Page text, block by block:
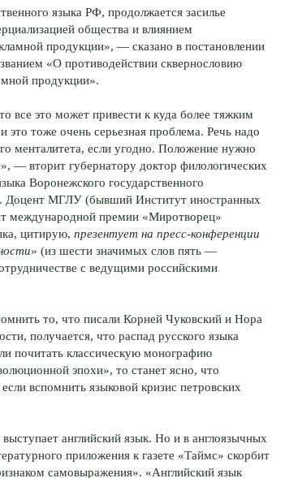
языка РФ, продолжается засилье
общества и влиянием
продукции», — сказано в постановлении
«О противодействии сквернословию
продукции».
все это может привести к куда более тяжким
тоже очень серьезная проблема. Речь надо
менталитета, если угодно. Положение нужно
— вторит губернатору доктор филологических
Воронежского государственного
Доцент МГЛУ (бывший Институт иностранных
международной премии «Миротворец»
цитирую, презентует на пресс-конференции
(из шести значимых слов пять —
с ведущими российскими
то, что писали Корней Чуковский и Нора
получается, что распад русского языка
почитать классическую монографию
эпохи», то станет ясно, что
вспомнить языковой кризис петровских
английский язык. Но и в англоязычных
приложения к газете «Таймс» скорбит
самовыражения». «Английский язык